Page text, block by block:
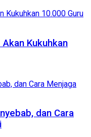
Kukuhkan
dan Cara